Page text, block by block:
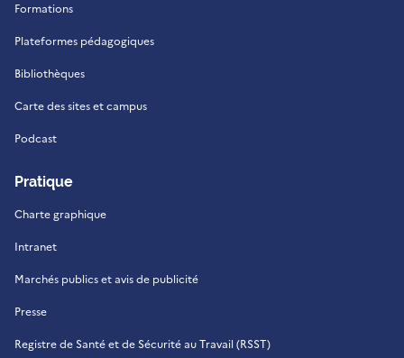
Formations
Plateformes pédagogiques
Bibliothèques
Carte des sites et campus
Podcast
Pratique
Charte graphique
Intranet
Marchés publics et avis de publicité
Presse
Registre de Santé et de Sécurité au Travail (RSST)